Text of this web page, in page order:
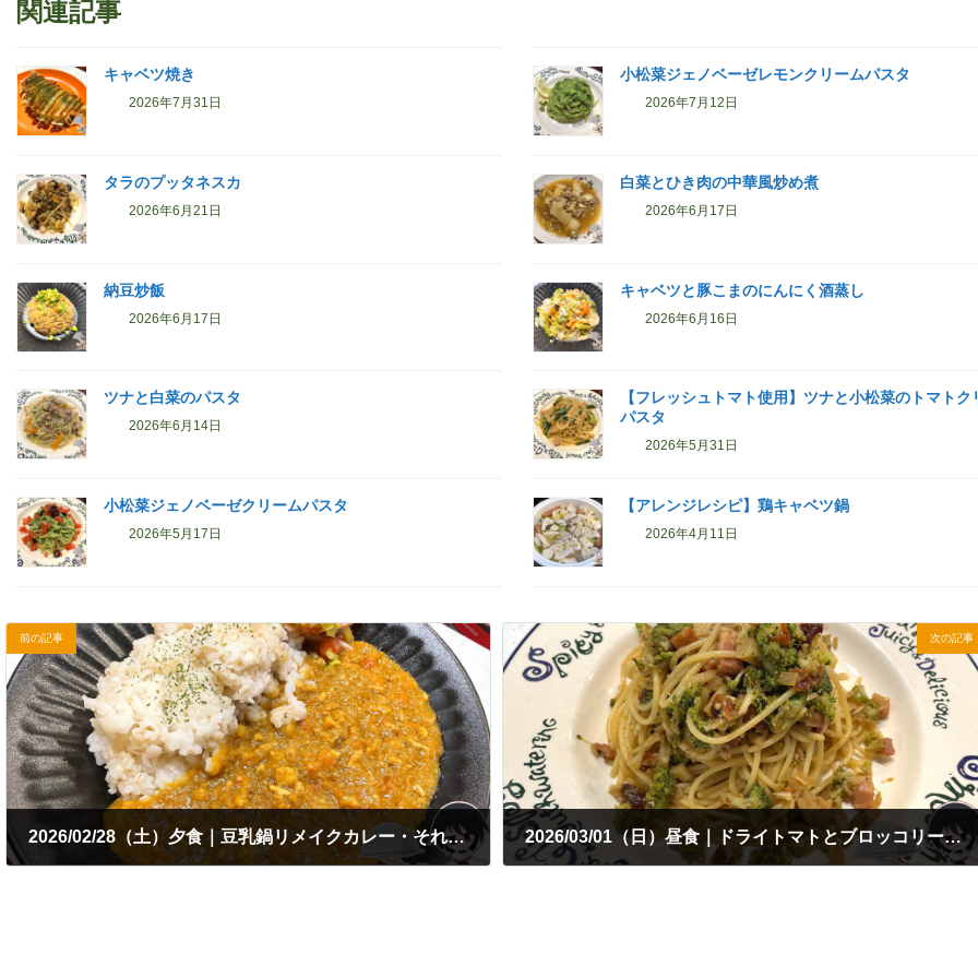
関連記事
キャベツ焼き
2026年7月31日
小松菜ジェノベーゼレモンクリームパスタ
2026年7月12日
タラのプッタネスカ
2026年6月21日
白菜とひき肉の中華風炒め煮
2026年6月17日
納豆炒飯
2026年6月17日
キャベツと豚こまのにんにく酒蒸し
2026年6月16日
ツナと白菜のパスタ
2026年6月14日
【フレッシュトマト使用】ツナと小松菜のトマトク
パスタ
2026年5月31日
小松菜ジェノベーゼクリームパスタ
2026年5月17日
【アレンジレシピ】鶏キャベツ鍋
2026年4月11日
前の記事
2026/02/28（土）夕食｜豆乳鍋リメイクカレー・それっぽいサラダ
次の記事
2026/03/01（日）昼食｜ドライトマトとブロッコリーのパスタ